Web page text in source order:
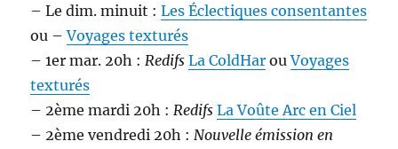
– Le dim. minuit :Les Éclectiques consentantes
ou –Voyages texturés
– 1er mar. 20h : Redifs La ColdHar ouVoyages
texturés
– 2ème mardi 20h : Redifs La Voûte Arc en Ciel
– 2ème vendredi 20h : Nouvelle émission en